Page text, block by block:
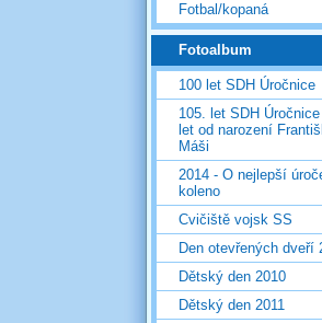
Fotbal/kopaná
Fotoalbum
100 let SDH Úročnice
105. let SDH Úročnice
let od narození
Máši
2014 - O nejlepší
koleno
Cvičiště vojsk SS
Den otevřených dveří
Dětský den 2010
Dětský den 2011